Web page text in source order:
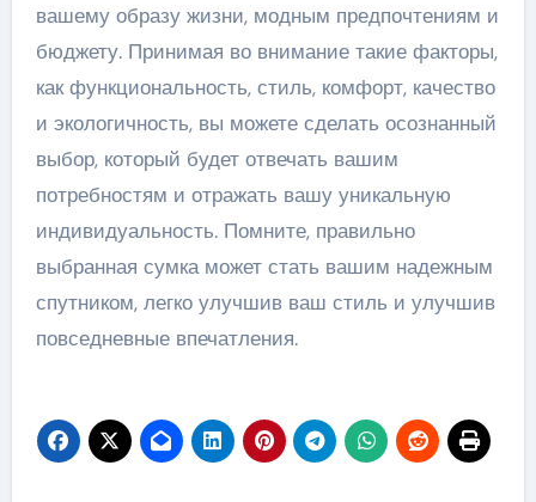
вашему образу жизни, модным предпочтениям и
бюджету. Принимая во внимание такие факторы,
как функциональность, стиль, комфорт, качество
и экологичность, вы можете сделать осознанный
выбор, который будет отвечать вашим
потребностям и отражать вашу уникальную
индивидуальность. Помните, правильно
выбранная сумка может стать вашим надежным
спутником, легко улучшив ваш стиль и улучшив
повседневные впечатления.